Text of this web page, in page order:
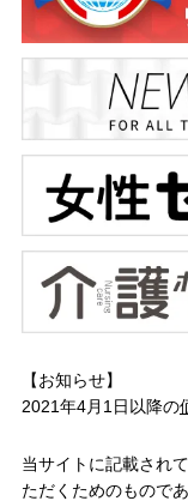
【お知らせ】
2021年4月1日以降の
当サイトに記載され
ただくためのもので